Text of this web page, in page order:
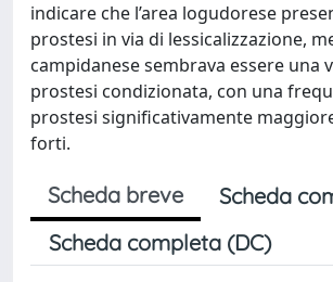
indicare che l’area logudorese
prostesi in via di lessicalizzazione,
campidanese sembrava essere una
prostesi condizionata, con una
prostesi significativamente
forti.
Scheda breve
Scheda
Scheda completa (DC)